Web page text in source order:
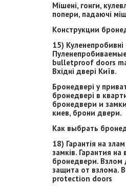
Мішені, гонги,
попери, падаючі
Конструкции
15)
bulletproof doors
Вхідні двері Київ.
Бронедвері у
бронедвері в
бронедвери и
киев, брони двери.
Как выбрать
18) Гарантія на
замків. Гарантия на
бронедвери. Взлом
защита от взлома.
protection doors